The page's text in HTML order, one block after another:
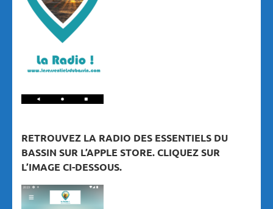
RETROUVEZ LA RADIO DES ESSENTIELS DU
BASSIN SUR L’APPLE STORE. CLIQUEZ SUR
L’IMAGE CI-DESSOUS.